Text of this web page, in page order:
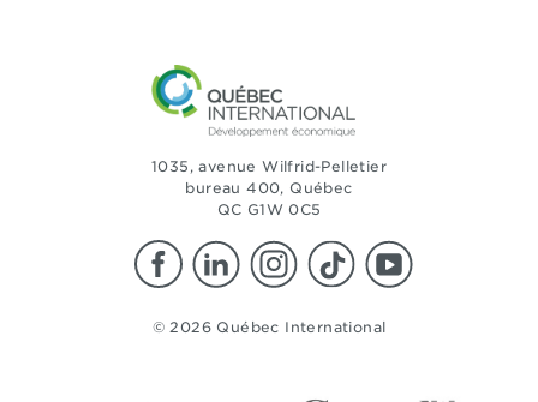
1035, avenue Wilfrid-Pelletier
bureau 400, Québec
QC G1W 0C5
© 2026 Québec International